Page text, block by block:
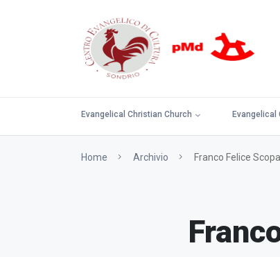
Evangelical Christian Church Evangelical
Home Archivio Franco Felice